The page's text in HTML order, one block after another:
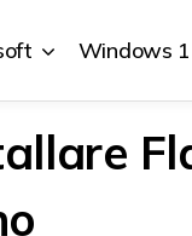
Windows